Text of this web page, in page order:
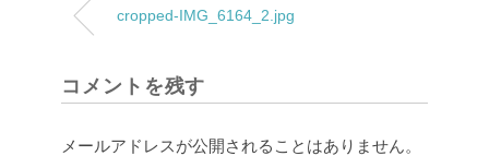
cropped-IMG_6164_2.jpg
コメントを残す
メールアドレスが公開されることはありません。